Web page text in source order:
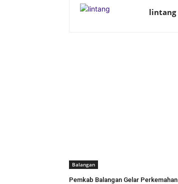
lintang
Balangan
Pemkab Balangan Gelar Perkemahan